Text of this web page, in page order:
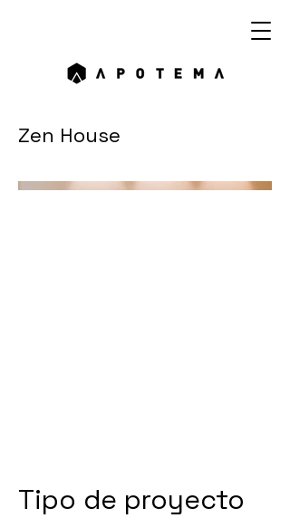
Zen House
Tipo de proyecto